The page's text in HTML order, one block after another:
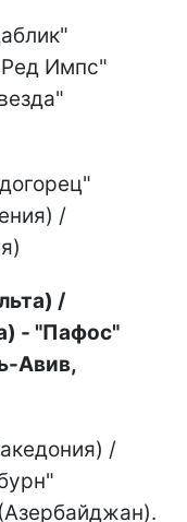
Импс"
/
/
- "Пафос"
Авив,
/